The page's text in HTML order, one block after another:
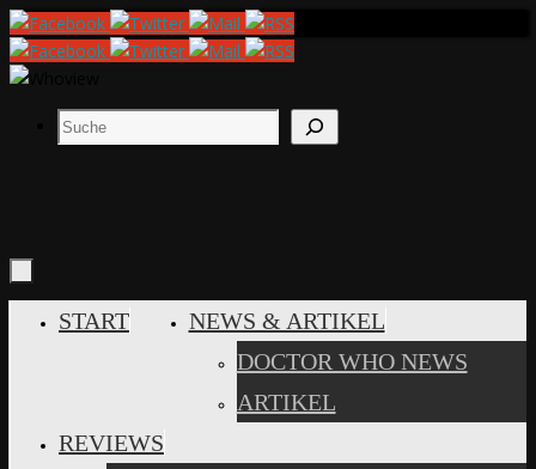
Zum
Inhalt
springen
Suchen
INHALT
START
NEWS & ARTIKEL
DOCTOR WHO NEWS
ARTIKEL
REVIEWS